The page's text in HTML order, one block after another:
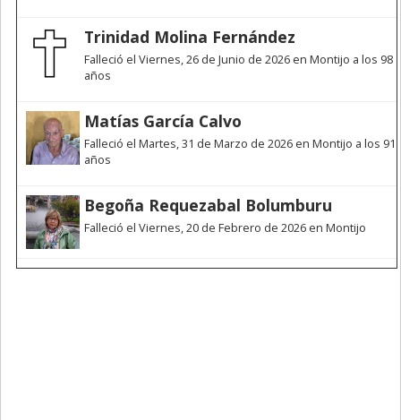
Trinidad Molina Fernández
Falleció el Viernes, 26 de Junio de 2026 en Montijo a los 98
años
Matías García Calvo
Falleció el Martes, 31 de Marzo de 2026 en Montijo a los 91
años
Begoña Requezabal Bolumburu
Falleció el Viernes, 20 de Febrero de 2026 en Montijo